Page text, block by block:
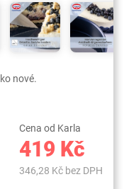
nové.
Cena od Karla
419 Kč
346,28 Kč bez DPH